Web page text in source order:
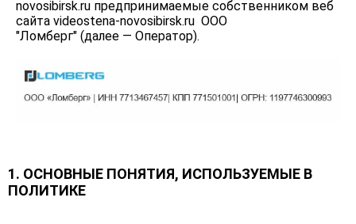
novosibirsk.ru предпринимаемые собственником веб
сайта videostena-novosibirsk.ru ООО
"Ломберг" (далее — Оператор).
1. ОСНОВНЫЕ ПОНЯТИЯ, ИСПОЛЬЗУЕМЫЕ В
ПОЛИТИКЕ